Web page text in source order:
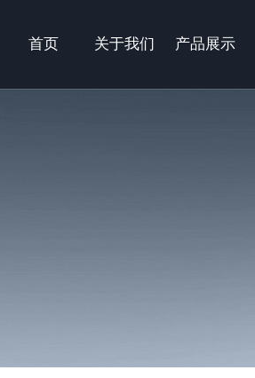
首页 关于我们 产品展示